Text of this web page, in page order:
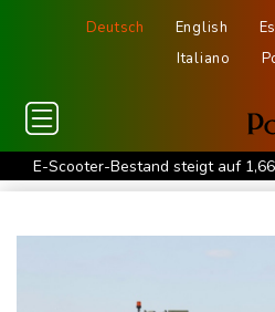
Deutsch English
Italiano
E-Scooter-Bestand steigt auf
Privatbesitz